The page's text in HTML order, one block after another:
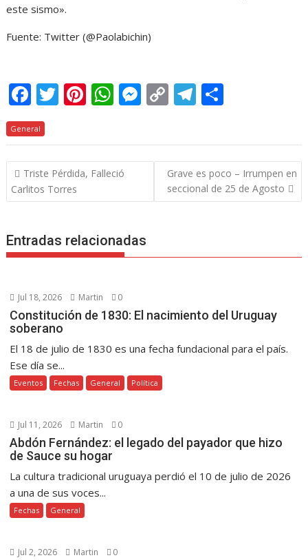
este sismo».
Fuente: Twitter (@Paolabichin)
F
ac
e
b
o
o
T
itt
er
Pi
er
e
st
W
at
s
A
p
M
ss
e
g
C
p
y
Li
n
T
e
gr
a
m
m
p
ar
ti
General
Navegación
de
entradas
Triste Pérdida, Falleció
Carlitos Torres
Grave es poco – Irrumpen en
seccional de 25 de Agosto
Entradas relacionadas
Jul 18, 2026 Martin 0
Constitución de 1830: El nacimiento del Uruguay
soberano
El 18 de julio de 1830 es una fecha fundacional para el país.
Ese día se...
Eventos Fechas General Política
Jul 11, 2026 Martin 0
Abdón Fernández: el legado del payador que hizo
de Sauce su hogar
La cultura tradicional uruguaya perdió el 10 de julio de 2026
a una de sus voces...
Fechas General
Jul 2, 2026 Martin 0